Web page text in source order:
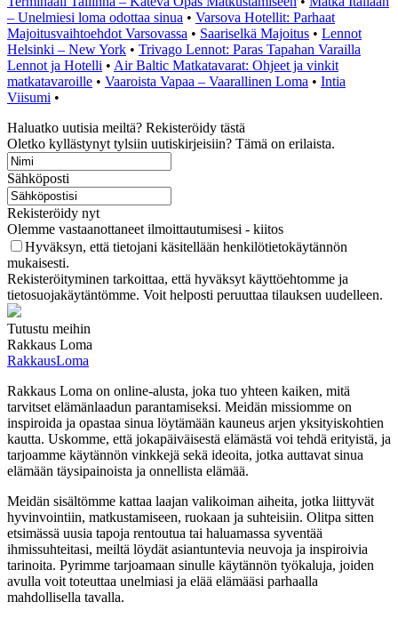
– Unelmiesi loma odottaa sinua • Varsova Hotellit: Parhaat
Majoitusvaihtoehdot Varsovassa • Saariselkä Majoitus • Lennot
Helsinki – New York • Trivago Lennot: Paras Tapahan Varailla
Lennot ja Hotelli • Air Baltic Matkatavarat: Ohjeet ja vinkit
matkatavaroille • Vaaroista Vapaa – Vaarallinen Loma • Intia
Viisumi •
Haluatko uutisia meiltä? Rekisteröidy tästä
Oletko kyllästynyt tylsiin uutiskirjeisiin? Tämä on erilaista.
Sähköposti
Rekisteröidy nyt
Olemme vastaanottaneet ilmoittautumisesi - kiitos
Hyväksyn, että tietojani käsitellään henkilötietokäytännön
mukaisesti.
Rekisteröityminen tarkoittaa, että hyväksyt käyttöehtomme ja
tietosuojakäytäntömme. Voit helposti peruuttaa tilauksen uudelleen.
Tutustu meihin
Rakkaus Loma
RakkausLoma
Rakkaus Loma on online-alusta, joka tuo yhteen kaiken, mitä
tarvitset elämänlaadun parantamiseksi. Meidän missiomme on
inspiroida ja opastaa sinua löytämään kauneus arjen yksityiskohtien
kautta. Uskomme, että jokapäiväisestä elämästä voi tehdä erityistä, ja
tarjoamme käytännön vinkkejä sekä ideoita, jotka auttavat sinua
elämään täysipainoista ja onnellista elämää.
Meidän sisältömme kattaa laajan valikoiman aiheita, jotka liittyvät
hyvinvointiin, matkustamiseen, ruokaan ja suhteisiin. Olitpa sitten
etsimässä uusia tapoja rentoutua tai haluamassa syventää
ihmissuhteitasi, meiltä löydät asiantuntevia neuvoja ja inspiroivia
tarinoita. Pyrimme tarjoamaan sinulle käytännön työkaluja, joiden
avulla voit toteuttaa unelmiasi ja elää elämääsi parhaalla
mahdollisella tavalla.